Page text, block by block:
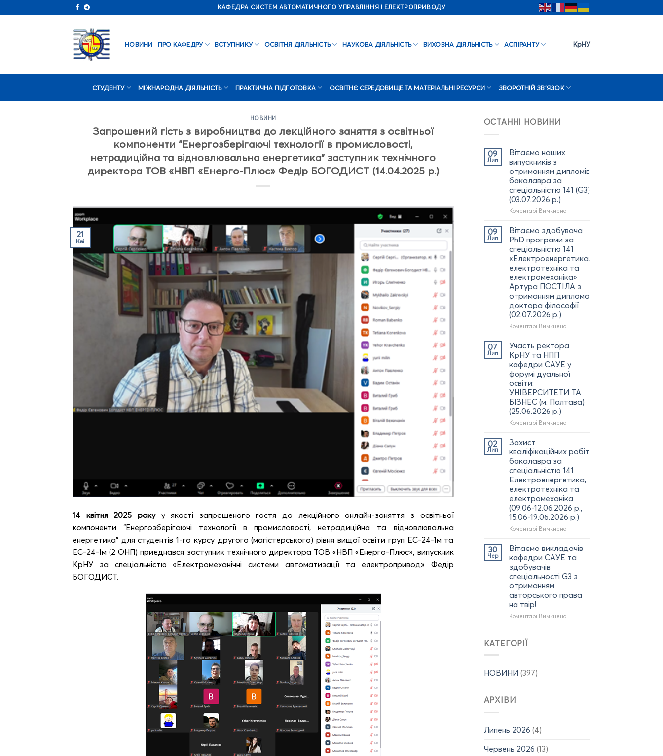
to
КАФЕДРА СИСТЕМ АВТОМАТИЧНОГО УПРАВЛІННЯ І ЕЛЕКТРОПРИВОДУ
НОВИНИ ПРО КАФЕДРУ ВСТУПНИКУ ОСВІТНЯ ДІЯЛЬНІСТЬ НАУКОВА ДІЯЛЬНІСТЬ ВИХОВНА ДІЯЛЬНІСТЬ АСПІРАНТУ КрНУ
СТУДЕНТУ МІЖНАРОДНА ДІЯЛЬНІСТЬ ПРАКТИЧНА ПІДГОТОВКА ОСВІТНЄ СЕРЕДОВИЩЕ ТА МАТЕРІАЛЬНІ РЕСУРСИ ЗВОРОТНІЙ ЗВ’ЯЗОК
НОВИНИ
Запрошений гість з виробництва до лекційного заняття з освітньої
компоненти “Енергозберігаючі технології в промисловості,
нетрадиційна та відновлювальна енергетика” заступник технічного
директора ТОВ «НВП «Енерго-Плюс» Федір БОГОДИСТ (14.04.2025 р.)
21
Кві
14 квітня 2025 рокуу якості запрошеного гостя до лекційного онлайн-заняття з освітньої
компоненти “Енергозберігаючі технології в промисловості, нетрадиційна та відновлювальна
енергетика” для студентів 1-го курсу другого (магістерського) рівня вищої освіти груп ЕС-24-1м та
ЕС-24-1м (2 ОНП) приєднався заступник технічного директора ТОВ «НВП «Енерго-Плюс», випускник
КрНУ за спеціальністю «Електромеханічні системи автоматизації та електропривод» Федір
БОГОДИСТ.
ОСТАННІ НОВИНИ
09
Лип
Вітаємо наших
випускників з
отриманням дипломів
бакалавра за
спеціальністю 141 (G3)
(03.07.2026 р.)
Коментарі Вимкненодо
випускників
з
отриманням
дипломів
бакалавра
за
спеціальністю
141
(G3)
(03.07.2026
09
Лип
Вітаємо здобувача
PhD програми за
спеціальністю 141
«Електроенергетика,
електротехніка та
електромеханіка»
Артура ПОСТІЛА з
отриманням диплома
доктора філософії
(02.07.2026 р.)
Коментарі Вимкненодо
PhD
спеціальністю
141
електротехніка
та
ПОСТІЛА
диплома
філософії
р.)
07
Лип
Участь ректора
КрНУ та НПП
кафедри САУЕ у
форумі дуальної
освіти:
УНІВЕРСИТЕТИ ТА
БІЗНЕС (м. Полтава)
(25.06.2026 р.)
Коментарі Вимкненодо
та
кафедри
САУЕ
у
форумі
дуальної
освіти:
УНІВЕРСИТЕТИ
ТА
(м.
Полтава)
р.)
02
Лип
Захист
кваліфікаційних робіт
бакалавра за
спеціальністю 141
Електроенергетика,
електротехніка та
електромеханіка
(09.06-12.06.2026 р.,
15.06-19.06.2026 р.)
Коментарі Вимкненодо
кваліфікаційних
робіт
бакалавра
спеціальністю
Електроенергетика,
електромеханіка
30
Чер
Вітаємо викладачів
кафедри САУЕ та
здобувачів
спеціальності G3 з
отриманням
авторського права
на твір!
Коментарі Вимкненодо
КАТЕГОРІЇ
НОВИНИ (397)
АРХІВИ
Липень 2026 (4)
Червень 2026 (13)